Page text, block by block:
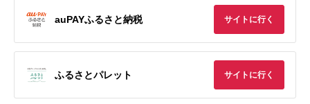
auPAYふるさと納税 サイトに行く
ふるさとパレット サイトに行く